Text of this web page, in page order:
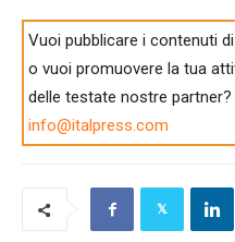
Vuoi pubblicare i contenuti
o vuoi promuovere la tua
delle testate nostre
info@italpress.com